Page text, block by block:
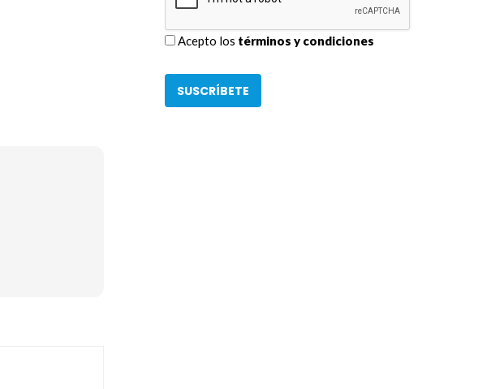
Acepto los términos y condiciones